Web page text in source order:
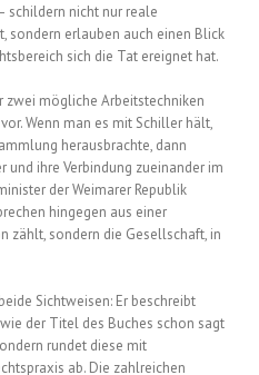
schildern nicht nur reale
sondern erlauben auch einen Blick
sich die Tat ereignet hat.
mögliche Arbeitstechniken
Wenn man es mit Schiller hält,
herausbrachte, dann
und ihre Verbindung zueinander im
der Weimarer Republik
hingegen aus einer
zählt, sondern die Gesellschaft, in
Sichtweisen: Er beschreibt
der Titel des Buches schon sagt
rundet diese mit
ab. Die zahlreichen